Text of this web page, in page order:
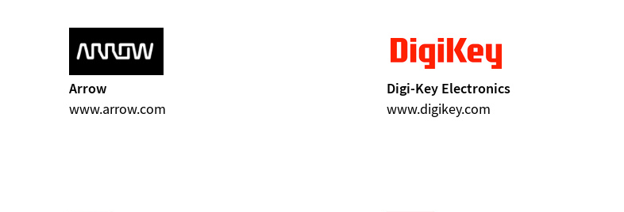
Arrow
www.arrow.com
Digi-Key Electronics
www.digikey.com